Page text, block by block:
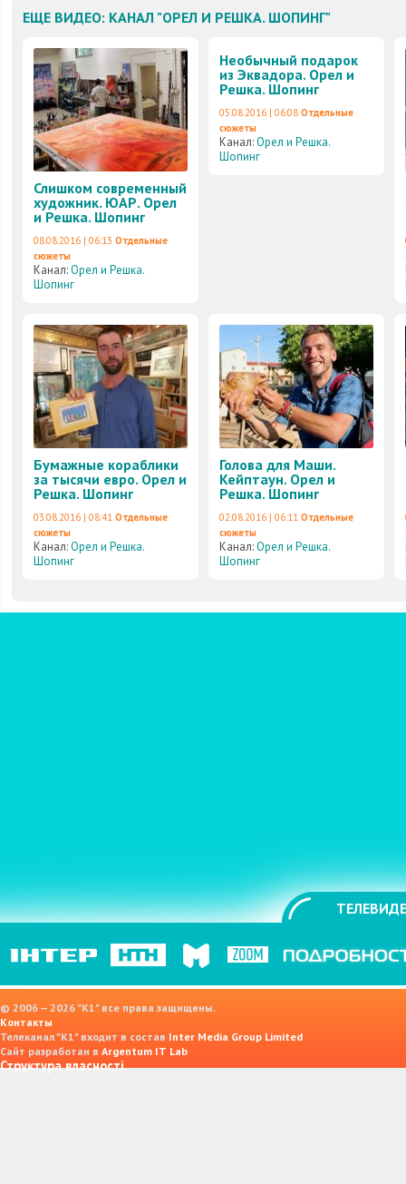
ЕЩЕ ВИДЕО: КАНАЛ "ОРЕЛ И РЕШКА. ШОПИНГ"
Слишком современный
художник. ЮАР. Орел
и Решка. Шопинг
08.08.2016 | 06:13 Отдельные
сюжеты
Канал:Орел и Решка.
Шопинг
Необычный подарок
из Эквадора. Орел и
Решка. Шопинг
05.08.2016 | 06:08 Отдельные
сюжеты
Канал:Орел и Решка.
Шопинг
Бумажные кораблики
за тысячи евро. Орел и
Решка. Шопинг
03.08.2016 | 08:41 Отдельные
сюжеты
Канал:Орел и Решка.
Шопинг
Голова для Маши.
Кейптаун. Орел и
Решка. Шопинг
02.08.2016 | 06:11 Отдельные
сюжеты
Канал:Орел и Решка.
Шопинг
© 2006 — 2026 "K1" все права защищены.
Контакты
Телеканал "К1" входит в состав Inter Media Group Limited
Сайт разработан в Argentum IT Lab
Структура власності